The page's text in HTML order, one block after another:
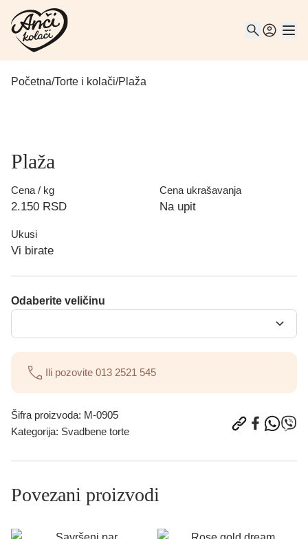
Početna/Torte i kolači/Plaža
Plaža
Cena / kg
2.150 RSD
Cena ukrašavanja
Na upit
Ukusi
Vi birate
Odaberite veličinu
Ili pozovite 013 2521 545
Šifra proizvoda: M-0905
Kategorija: Svadbene torte
Povezani proizvodi